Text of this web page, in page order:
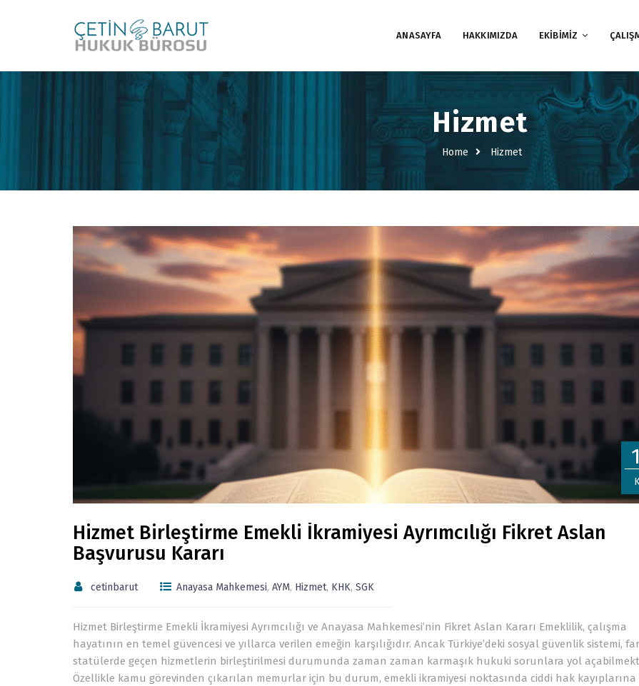
ANASAYFA HAKKIMIZDA EKİBİMİZ
Hizmet
Home Hizmet
Hizmet Birleştirme Emekli İkramiyesi Ayrımcılığı Fikret Aslan
Başvurusu Kararı
cetinbarut Anayasa Mahkemesi, AYM, Hizmet, KHK, SGK
Hizmet Birleştirme Emekli İkramiyesi Ayrımcılığı ve Anayasa Mahkemesi’nin Fikret Aslan Kararı Emeklilik, çalışma
hayatının en temel güvencesi ve yıllarca verilen emeğin karşılığıdır. Ancak Türkiye’deki sosyal güvenlik sistemi,
statülerde geçen hizmetlerin birleştirilmesi durumunda zaman zaman karmaşık hukuki sorunlara yol
Özellikle kamu görevinden çıkarılan memurlar için bu durum, emekli ikramiyesi noktasında ciddi hak kayıplarına